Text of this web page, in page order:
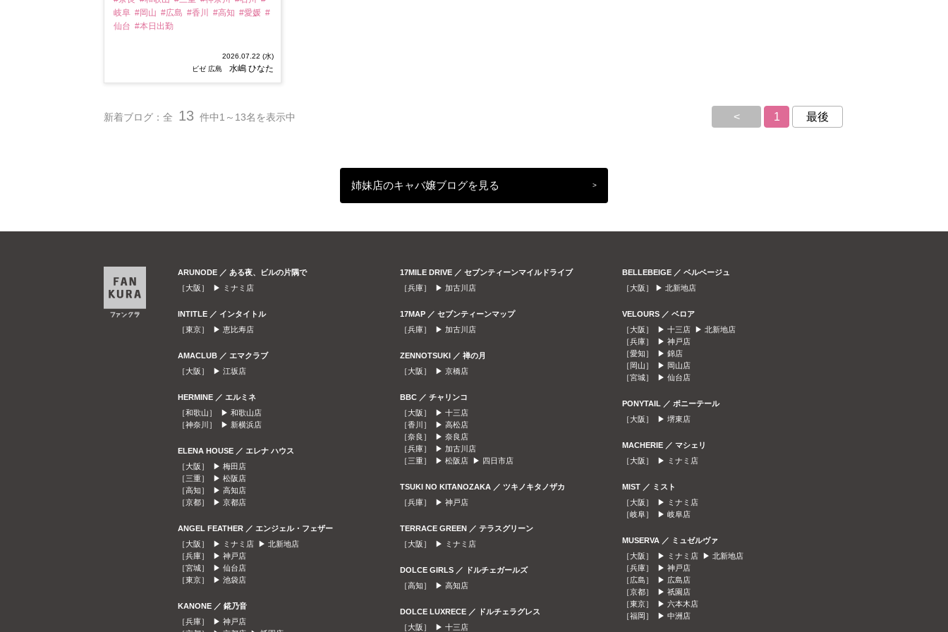
岐阜 #岡山 #広島 #香川 #高知 #愛媛 #
仙台 #本日出勤
2026.07.22 (水)
ビゼ 広島
水嶋 ひなた
新着ブログ：全 13 件中1～13名を表示中 < 1 最後
姉妹店のキャバ嬢ブログを見る >
ARUNODE ／ ある夜、ビルの片隅で
［大阪］ ▶
ミナミ店
INTITLE ／ インタイトル
［東京］ ▶ 恵比寿店
AMACLUB ／ エマクラブ
［大阪］ ▶ 江坂店
HERMINE ／ エルミネ
［和歌山］ ▶ 和歌山店
［神奈川］ ▶ 新横浜店
ELENA HOUSE ／ エレナ ハウス
［大阪］ ▶ 梅田店
［三重］ ▶ 松阪店
［高知］ ▶ 高知店
［京都］ ▶ 京都店
ANGEL FEATHER ／ エンジェル・フェザー
［大阪］ ▶
ミナミ店 ▶ 北新地店
［兵庫］ ▶ 神戸店
［宮城］ ▶ 仙台店
［東京］ ▶ 池袋店
KANONE ／ 錵乃音
［兵庫］ ▶ 神戸店
17MILE DRIVE ／ セブンティーンマイルドライブ
［兵庫］ ▶ 加古川店
17MAP ／ セブンティーンマップ
［兵庫］ ▶ 加古川店
ZENNOTSUKI ／ 禅の月
［大阪］ ▶ 京橋店
BBC ／ チャリンコ
［大阪］ ▶ 十三店
［香川］ ▶ 高松店
［奈良］ ▶ 奈良店
［兵庫］ ▶ 加古川店
［三重］ ▶ 松阪店 ▶ 四日市店
TSUKI NO KITANOZAKA ／ ツキノキタノザカ
［兵庫］ ▶ 神戸店
TERRACE GREEN ／ テラスグリーン
［大阪］ ▶
ミナミ店
DOLCE GIRLS ／ ドルチェガールズ
［高知］ ▶ 高知店
DOLCE LUXRECE ／ ドルチェラグレス
［大阪］ ▶ 十三店
BELLEBEIGE ／ ベルベージュ
［大阪］ ▶ 北新地店
VELOURS ／ ベロア
［大阪］ ▶ 十三店 ▶ 北新地店
［兵庫］ ▶ 神戸店
［愛知］ ▶ 錦店
［岡山］ ▶ 岡山店
［宮城］ ▶ 仙台店
PONYTAIL ／ ポニーテール
［大阪］ ▶ 堺東店
MACHERIE ／ マシェリ
［大阪］ ▶
ミナミ店
MIST ／ ミスト
［大阪］ ▶
ミナミ店
［岐阜］ ▶ 岐阜店
MUSERVA ／ ミュゼルヴァ
［大阪］ ▶
ミナミ店 ▶ 北新地店
［兵庫］ ▶ 神戸店
［広島］ ▶ 広島店
［京都］ ▶ 祇園店
［東京］ ▶ 六本木店
［福岡］ ▶ 中洲店